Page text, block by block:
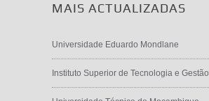
MAIS ACTUALIZADAS
Universidade Eduardo Mondlane
Instituto Superior de Tecnologia e Gestão